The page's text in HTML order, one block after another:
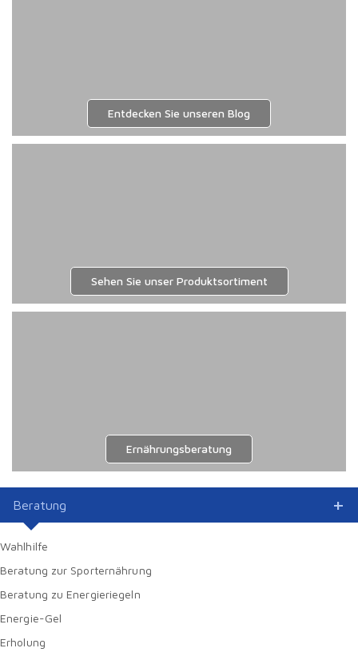
Entdecken Sie unseren Blog
Sehen Sie unser Produktsortiment
Ernährungsberatung
Beratung
Wahlhilfe
Beratung zur Sporternährung
Beratung zu Energieriegeln
Energie-Gel
Erholung